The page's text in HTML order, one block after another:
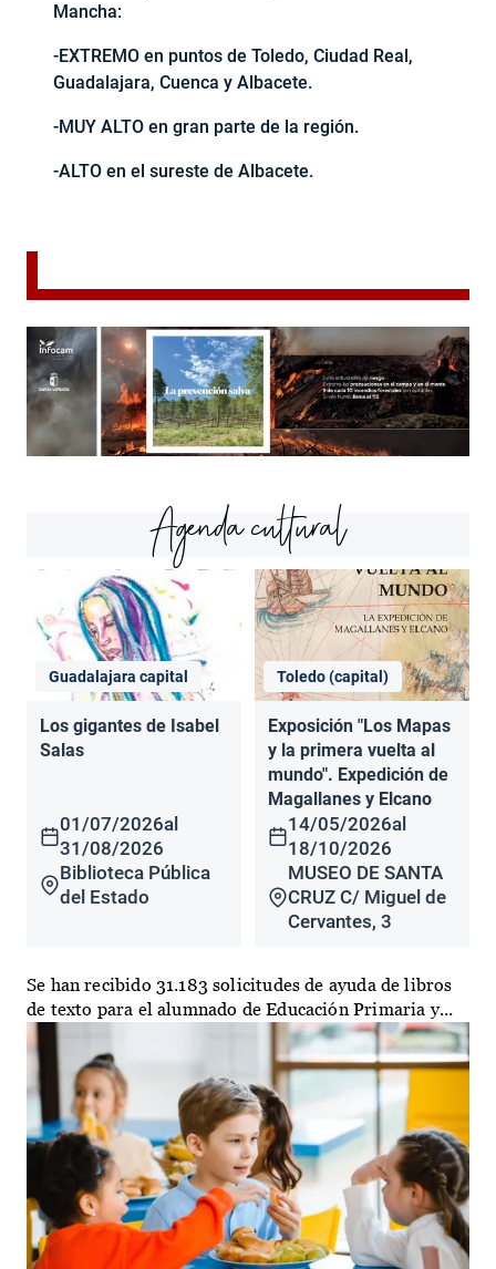
Mancha:
-EXTREMO en puntos de Toledo, Ciudad Real,
Guadalajara, Cuenca y Albacete.
-MUY ALTO en gran parte de la región.
-ALTO en el sureste de Albacete.
Agenda cultural
Guadalajara capital
Los gigantes de Isabel
Salas
01/07/2026al
31/08/2026
Biblioteca Pública
del Estado
Toledo (capital)
Exposición "Los Mapas
y la primera vuelta al
mundo". Expedición de
Magallanes y Elcano
14/05/2026al
18/10/2026
MUSEO DE SANTA
CRUZ C/ Miguel de
Cervantes, 3
Se han recibido 31.183 solicitudes de ayuda de libros
de texto para el alumnado de Educación Primaria y...